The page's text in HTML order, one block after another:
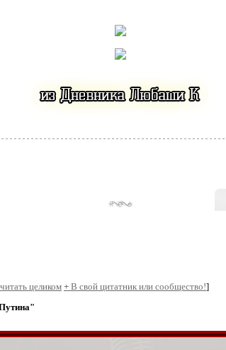
целиком+ В свой цитатник или сообщество!]